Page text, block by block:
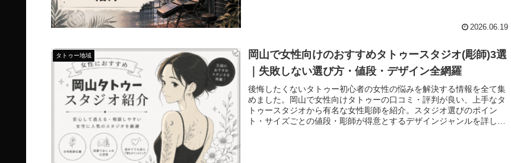
2026.06.19
タトゥー地域
岡山で女性向けのおすすめタトゥースタジオ(彫師)3選
｜失敗しない選び方・値段・デザイン全網羅
後悔したくないタトゥー初心者の女性の悩みを解決する情報を全て集
めました。岡山で女性向けタトゥーの口コミ・評判が良い、上手なタ
トゥースタジオから有名な女性彫師を紹介。スタジオ選びのポイン
ト・サイズごとの値段・彫師が得意とするデザインジャンルを詳しく